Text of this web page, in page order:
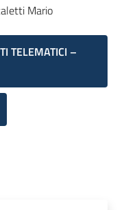
Mario
TELEMATICI –